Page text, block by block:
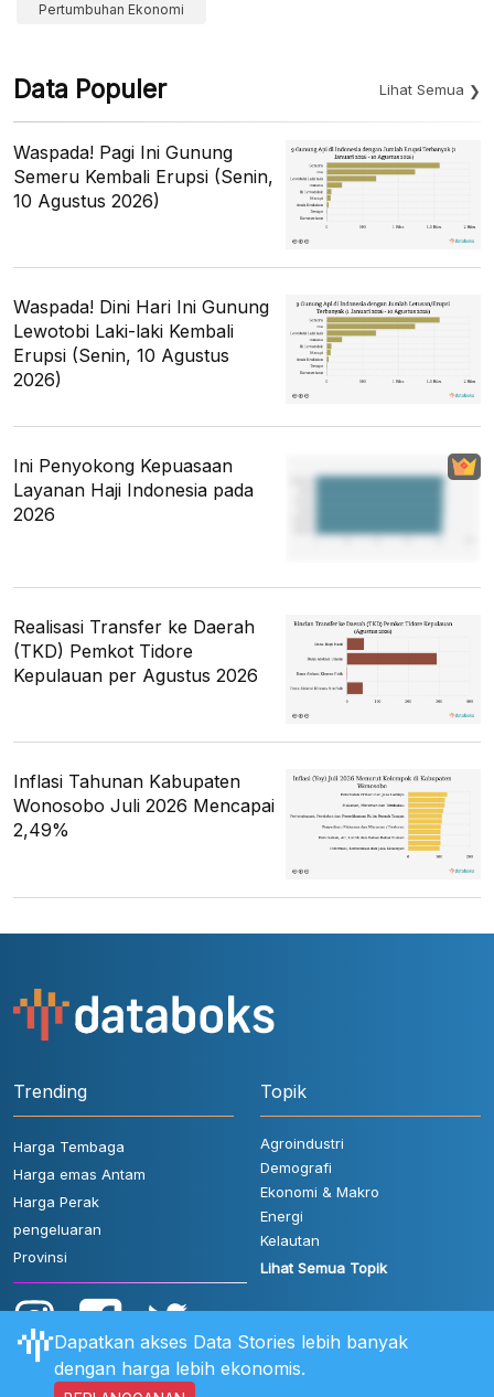
Pertumbuhan Ekonomi
Data Populer Lihat Semua
Waspada! Pagi Ini Gunung
Semeru Kembali Erupsi (Senin,
10 Agustus 2026)
Waspada! Dini Hari Ini Gunung
Lewotobi Laki-laki Kembali
Erupsi (Senin, 10 Agustus
2026)
Ini Penyokong Kepuasaan
Layanan Haji Indonesia pada
2026
Realisasi Transfer ke Daerah
(TKD) Pemkot Tidore
Kepulauan per Agustus 2026
Inflasi Tahunan Kabupaten
Wonosobo Juli 2026 Mencapai
2,49%
Trending
Harga Tembaga
Harga emas Antam
Harga Perak
pengeluaran
Provinsi
Topik
Agroindustri
Demografi
Ekonomi & Makro
Energi
Kelautan
Lihat Semua Topik
Dapatkan akses Data Stories lebih banyak
dengan harga lebih ekonomis.